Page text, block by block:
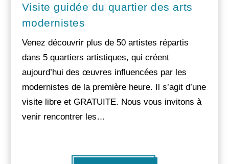
Visite guidée du quartier des arts
modernistes
Venez découvrir plus de 50 artistes répartis
dans 5 quartiers artistiques, qui créent
aujourd’hui des œuvres influencées par les
modernistes de la première heure. Il s’agit d’une
visite libre et GRATUITE. Nous vous invitons à
venir rencontrer les…